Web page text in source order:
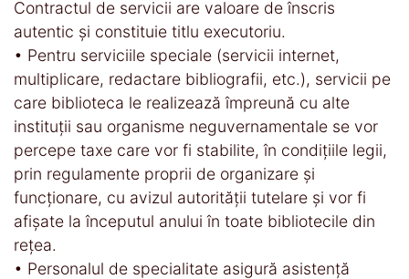
Contractul de servicii are valoare de înscris
autentic şi constituie titlu executoriu.
• Pentru serviciile speciale (servicii internet,
multiplicare, redactare bibliografii, etc.), servicii pe
care biblioteca le realizează împreună cu alte
instituţii sau organisme neguvernamentale se vor
percepe taxe care vor fi stabilite, în condiţiile legii,
prin regulamente proprii de organizare şi
funcţionare, cu avizul autorităţii tutelare şi vor fi
afişate la începutul anului în toate bibliotecile din
reţea.
• Personalul de specialitate asigură asistenţă